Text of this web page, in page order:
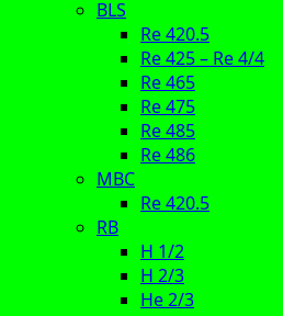
BLS
Re 420.5
Re 425 – Re 4/4
Re 465
Re 475
Re 485
Re 486
MBC
Re 420.5
RB
H 1/2
H 2/3
He 2/3